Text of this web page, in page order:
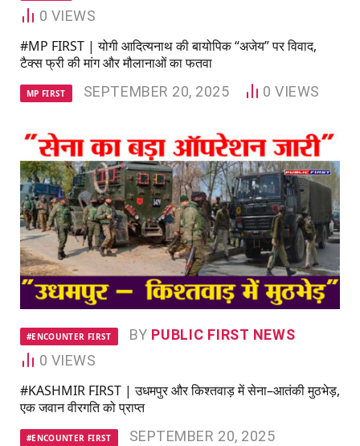
0 VIEWS
#MP FIRST | योगी आदित्यनाथ की बायोपिक “अजेय” पर विवाद,
टैक्स फ्री की मांग और मौलानाओं का फतवा
MP FIRST SEPTEMBER 20, 2025 0VIEWS
#ENCOUNTER FIRST BY PUBLIC FIRST NEWS
0 VIEWS
#KASHMIR FIRST | उधमपुर और किश्तवाड़ में सेना–आतंकी मुठभेड़,
एक जवान वीरगति को प्राप्त
#ENCOUNTER FIRST
SEPTEMBER 20, 2025